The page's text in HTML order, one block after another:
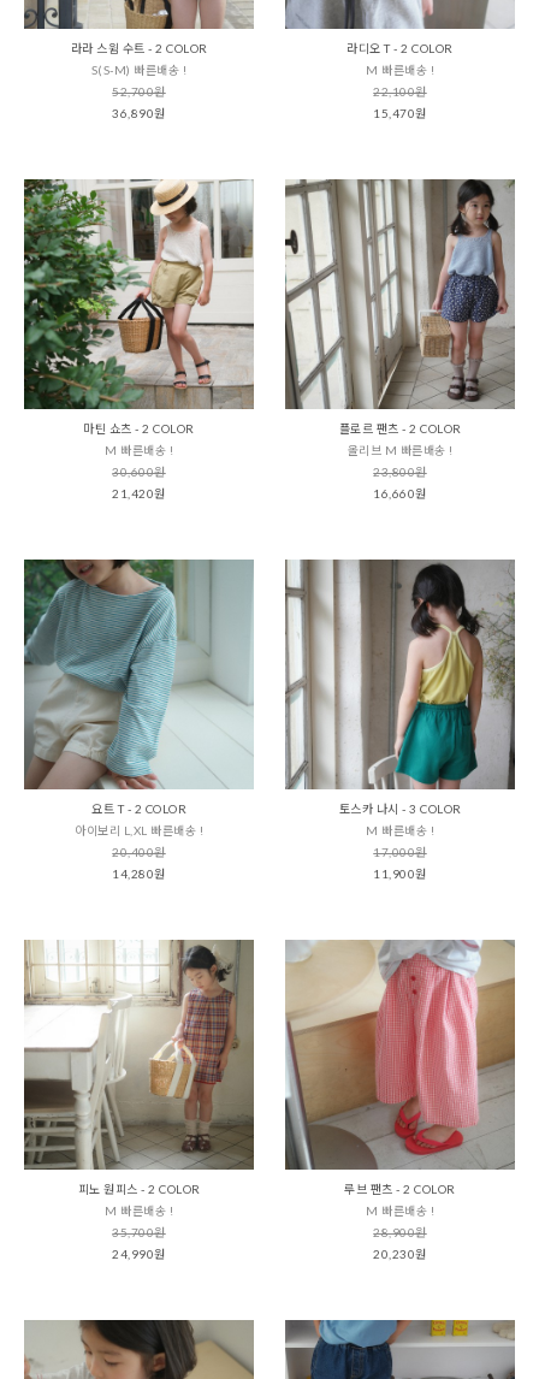
라라 스윔 수트 - 2 COLOR
S(S-M) 빠른배송 !
52,700원
36,890원
라디오 T - 2 COLOR
M 빠른배송 !
22,100원
15,470원
마틴 쇼츠 - 2 COLOR
M 빠른배송 !
30,600원
21,420원
플로르 팬츠 - 2 COLOR
올리브 M 빠른배송 !
23,800원
16,660원
요트 T - 2 COLOR
아이보리 L,XL 빠른배송 !
20,400원
14,280원
토스카 나시 - 3 COLOR
M 빠른배송 !
17,000원
11,900원
피노 원피스 - 2 COLOR
M 빠른배송 !
35,700원
24,990원
루브 팬츠 - 2 COLOR
M 빠른배송 !
28,900원
20,230원